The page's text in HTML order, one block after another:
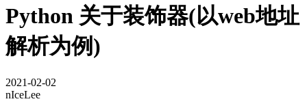
Python 关于装饰器(以web地址
解析为例)
2021-02-02
nIceLee